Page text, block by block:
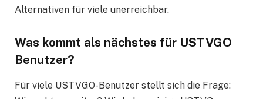
Alternativen für viele unerreichbar.
Was kommt als nächstes für USTVGO
Benutzer?
Für viele USTVGO-Benutzer stellt sich die Frage: